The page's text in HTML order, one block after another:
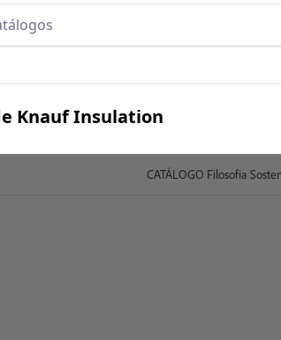
no header
Knauf Insulation